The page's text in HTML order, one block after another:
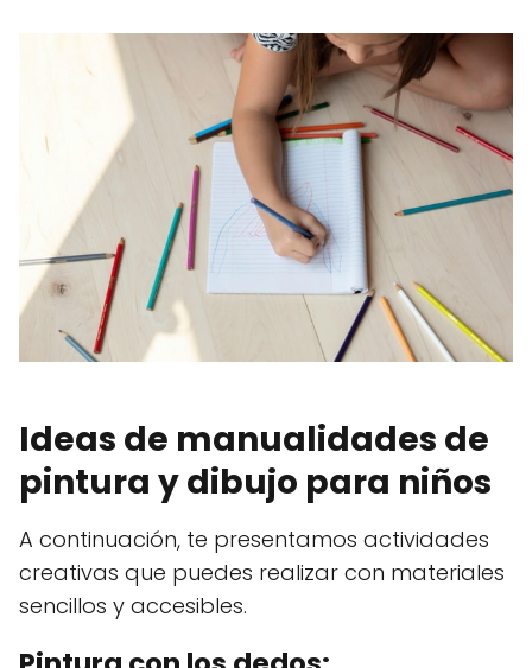
Ideas de manualidades de
pintura y dibujo para niños
A continuación, te presentamos actividades
creativas que puedes realizar con materiales
sencillos y accesibles.